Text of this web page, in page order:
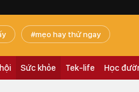
mẹo hay thử ngay
Sức khỏe Tek-life Học